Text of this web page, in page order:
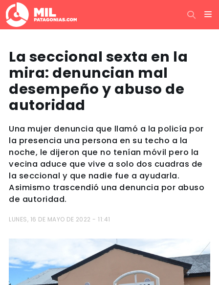
La seccional sexta en la
mira: denuncian mal
desempeño y abuso de
autoridad
Una mujer denuncia que llamó a la policía por
la presencia una persona en su techo a la
noche, le dijeron que no tenían móvil pero la
vecina aduce que vive a solo dos cuadras de
la seccional y que nadie fue a ayudarla.
Asimismo trascendió una denuncia por abuso
de autoridad.
LUNES, 16 DE MAYO DE 2022 - 11:41